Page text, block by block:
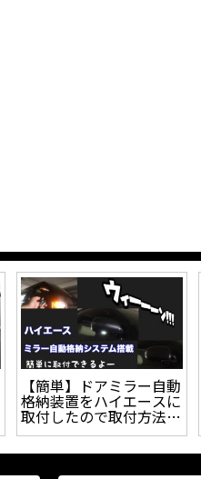
ハイエースの純正コンソ
ールボックスを撤去｜オ
リジナルテーブルを自作
｜